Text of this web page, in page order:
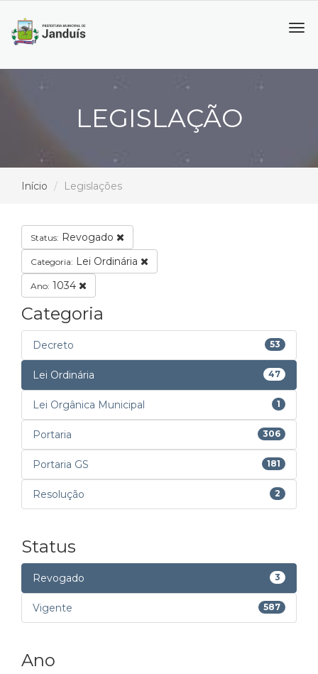
LEGISLAÇÃO
Início Legislações
Status: Revogado
Categoria: Lei Ordinária
Ano: 1034
Categoria
Decreto 53
Lei Ordinária 47
Lei Orgânica Municipal 1
Portaria 306
Portaria GS 181
Resolução 2
Status
Revogado 3
Vigente 587
Ano